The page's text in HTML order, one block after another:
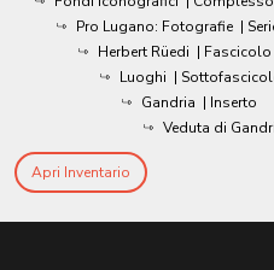
Pro Lugano: Fotografie |
Herbert Rüedi | Fascicolo
Luoghi |
Gandria | Inserto
Veduta di
Apri Inventario